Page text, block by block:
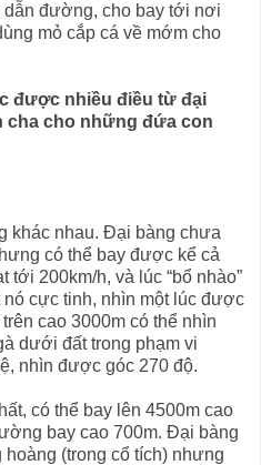
đường, cho bay tới nơi
mỏ cắp cá về mớm cho
được nhiều điều từ đại
cha cho những đứa con
khác nhau. Đại bàng chưa
có thể bay được kể cả
tới 200km/h, và lúc “bổ nhào”
nó cực tinh, nhìn một lúc được
cao 3000m có thể nhìn
dưới đất trong phạm vi
nhìn được góc 270 độ.
có thể bay lên 4500m cao
bay cao 700m. Đại bàng
hoàng (trong cổ tích) nhưng